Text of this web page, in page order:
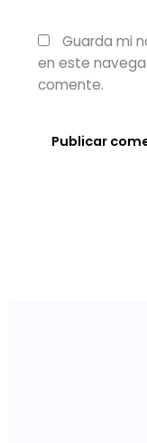
Guarda mi
en este
comente.